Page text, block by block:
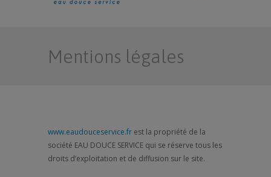
Mentions légales
www.eaudouceservice.fr est la propriété de la
société EAU DOUCE SERVICE qui se réserve tous les
droits d’exploitation et de diffusion sur le site.